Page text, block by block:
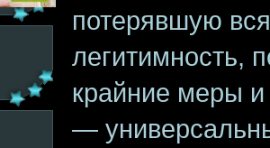
потерявшую
легитимность,
крайние меры и
—